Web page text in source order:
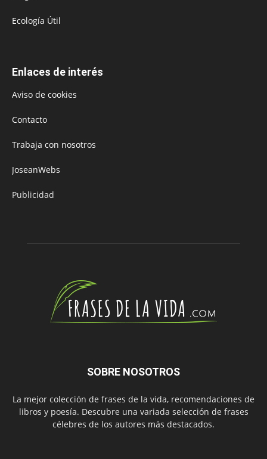
Ecología Útil
Enlaces de interés
Aviso de cookies
Contacto
Trabaja con nosotros
JoseanWebs
Publicidad
SOBRE NOSOTROS
La mejor colección de frases de la vida, recomendaciones de
libros y poesía. Descubre una variada selección de frases
célebres de los autores más destacados.